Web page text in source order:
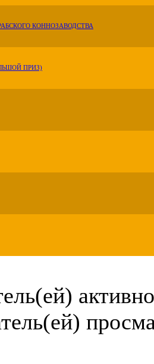
КОННОЗАВОДСТВА
ПРИЗ)
активно